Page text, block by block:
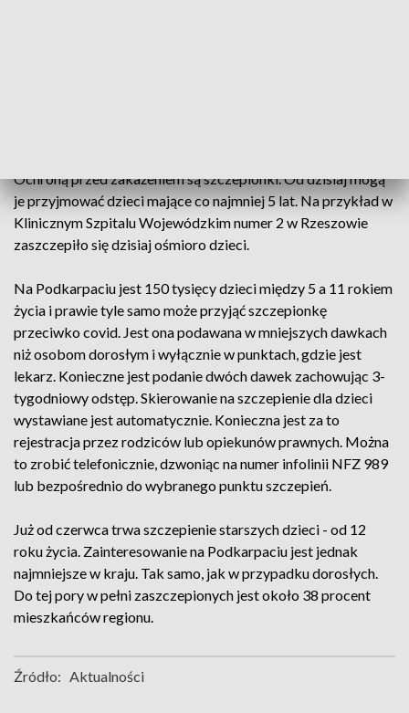
Ochroną przed zakażeniem są szczepionki. Od dzisiaj mogą
je przyjmować dzieci mające co najmniej 5 lat. Na przykład w
Klinicznym Szpitalu Wojewódzkim numer 2 w Rzeszowie
zaszczepiło się dzisiaj ośmioro dzieci.
Na Podkarpaciu jest 150 tysięcy dzieci między 5 a 11 rokiem
życia i prawie tyle samo może przyjąć szczepionkę
przeciwko covid. Jest ona podawana w mniejszych dawkach
niż osobom dorosłym i wyłącznie w punktach, gdzie jest
lekarz. Konieczne jest podanie dwóch dawek zachowując 3-
tygodniowy odstęp. Skierowanie na szczepienie dla dzieci
wystawiane jest automatycznie. Konieczna jest za to
rejestracja przez rodziców lub opiekunów prawnych. Można
to zrobić telefonicznie, dzwoniąc na numer infolinii NFZ 989
lub bezpośrednio do wybranego punktu szczepień.
Już od czerwca trwa szczepienie starszych dzieci - od 12
roku życia. Zainteresowanie na Podkarpaciu jest jednak
najmniejsze w kraju. Tak samo, jak w przypadku dorosłych.
Do tej pory w pełni zaszczepionych jest około 38 procent
mieszkańców regionu.
Źródło: Aktualności